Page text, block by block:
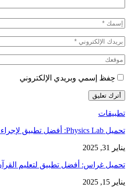
حِفظ إسمي وبريدي الإلكتروني
تطبيقات
تحميل Physics Lab: أفضل تطبيق لإجراء تجارب الفيزياء مجانًا!
يناير 31, 2025
تحميل غراس: أفضل تطبيق لتعليم
يناير 15, 2025